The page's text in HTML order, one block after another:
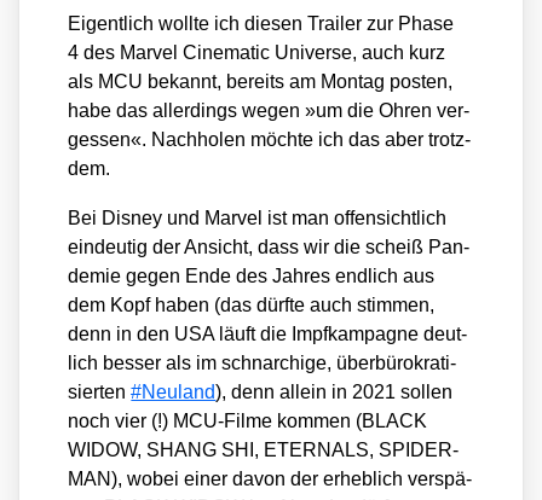
Eigent­lich woll­te ich die­sen Trai­ler zur Pha­se
4 des Mar­vel Cine­ma­tic Uni­ver­se, auch kurz
als MCU bekannt, bereits am Mon­tag pos­ten,
habe das aller­dings wegen »um die Ohren ver­
ges­sen«. Nach­ho­len möch­te ich das aber trotz­
dem.
Bei Dis­ney und Mar­vel ist man offen­sicht­lich
ein­deu­tig der Ansicht, dass wir die scheiß Pan­
de­mie gegen Ende des Jah­res end­lich aus
dem Kopf haben (das dürf­te auch stim­men,
denn in den USA läuft die Impf­kam­pa­gne deut­
lich bes­ser als im schnar­chi­ge, über­bü­ro­kra­ti­
sier­ten#Neu­land), denn allein in 2021 sol­len
noch vier (!) MCU-Fil­me kom­men (BLACK
WIDOW, SHANG SHI, ETERNALS, SPIDER-
MAN), wobei einer davon der erheb­lich ver­spä­